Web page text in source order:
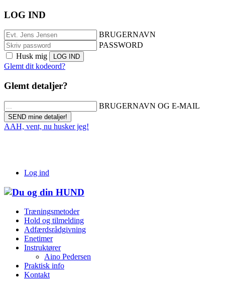
LOG IND
BRUGERNAVN
PASSWORD
Husk mig
Glemt dit kodeord?
Glemt detaljer?
BRUGERNAVN OG E-MAIL
AAH, vent, nu husker jeg!
Log ind
Træningsmetoder
Hold og tilmelding
Adfærdsrådgivning
Enetimer
Instruktører
Aino Pedersen
Praktisk info
Kontakt